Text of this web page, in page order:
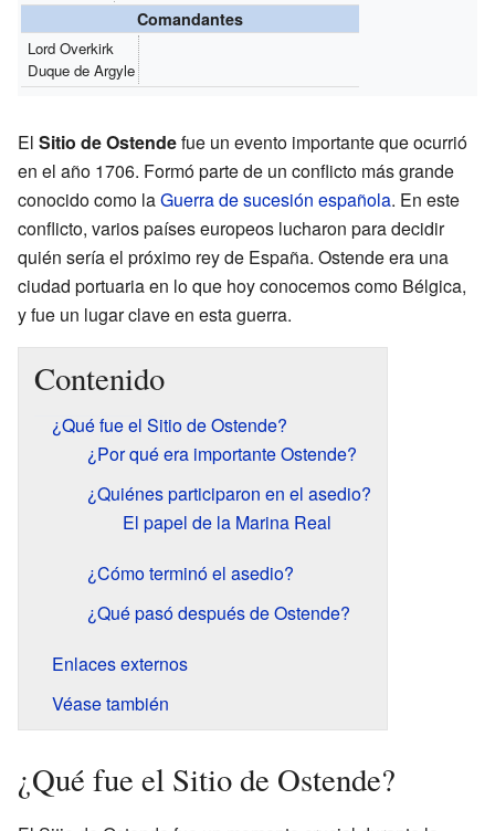
Comandantes
Lord Overkirk
Duque de Argyle
El Sitio de Ostendefue un evento importante que ocurrió
en el año 1706. Formó parte de un conflicto más grande
conocido como laGuerra de sucesión española. En este
conflicto, varios países europeos lucharon para decidir
quién sería el próximo rey de España. Ostende era una
ciudad portuaria en lo que hoy conocemos como Bélgica,
y fue un lugar clave en esta guerra.
Contenido
¿Qué fue el Sitio de Ostende?
¿Por qué era importante Ostende?
¿Quiénes participaron en el asedio?
El papel de la Marina Real
¿Cómo terminó el asedio?
¿Qué pasó después de Ostende?
Enlaces externos
Véase también
¿Qué fue el Sitio de Ostende?